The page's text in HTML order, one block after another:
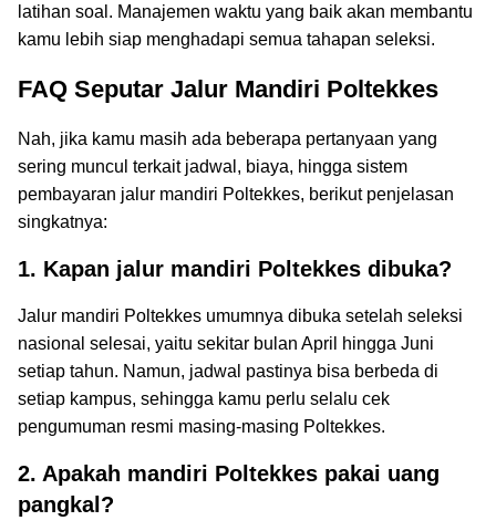
latihan soal. Manajemen waktu yang baik akan membantu
kamu lebih siap menghadapi semua tahapan seleksi.
FAQ Seputar Jalur Mandiri Poltekkes
Nah, jika kamu masih ada beberapa pertanyaan yang
sering muncul terkait jadwal, biaya, hingga sistem
pembayaran jalur mandiri Poltekkes, berikut penjelasan
singkatnya:
1. Kapan jalur mandiri Poltekkes dibuka?
Jalur mandiri Poltekkes umumnya dibuka setelah seleksi
nasional selesai, yaitu sekitar bulan April hingga Juni
setiap tahun. Namun, jadwal pastinya bisa berbeda di
setiap kampus, sehingga kamu perlu selalu cek
pengumuman resmi masing-masing Poltekkes.
2. Apakah mandiri Poltekkes pakai uang
pangkal?